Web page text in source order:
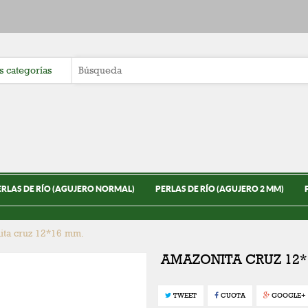
DE RÍO (AGUJERO NORMAL) PERLAS DE RÍO (AGUJERO 2 MM)
cruz 12*16 mm.
AMAZONITA CRUZ
TWEET CUOTA GOOGLE+